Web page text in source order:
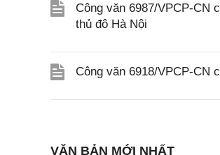
Công văn 6987/VPCP-CN
thủ đô Hà Nội
Công văn 6918/VPCP-CN
VĂN BẢN MỚI NHẤT